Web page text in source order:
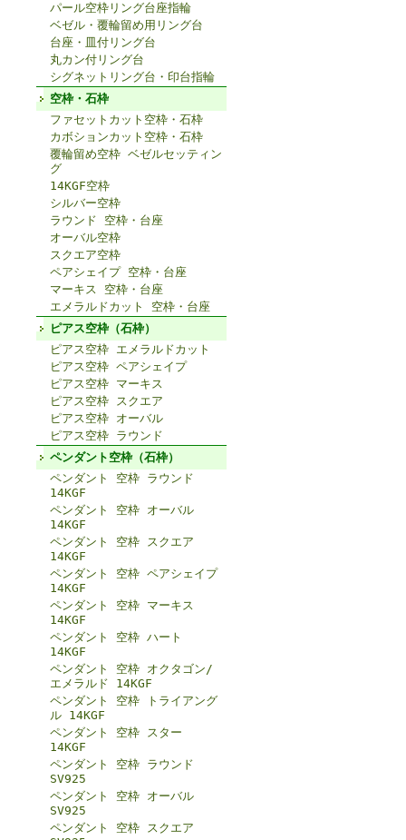
パール空枠リング台座指輪
ベゼル・覆輪留め用リング台
台座・皿付リング台
丸カン付リング台
シグネットリング台・印台指輪
空枠・石枠
ファセットカット空枠・石枠
カボションカット空枠・石枠
覆輪留め空枠 ベゼルセッティン
グ
14KGF空枠
シルバー空枠
ラウンド 空枠・台座
オーバル空枠
スクエア空枠
ペアシェイプ 空枠・台座
マーキス 空枠・台座
エメラルドカット 空枠・台座
ピアス空枠（石枠）
ピアス空枠 エメラルドカット
ピアス空枠 ペアシェイプ
ピアス空枠 マーキス
ピアス空枠 スクエア
ピアス空枠 オーバル
ピアス空枠 ラウンド
ペンダント空枠（石枠）
ペンダント 空枠 ラウンド
14KGF
ペンダント 空枠 オーバル
14KGF
ペンダント 空枠 スクエア
14KGF
ペンダント 空枠 ペアシェイプ
14KGF
ペンダント 空枠 マーキス
14KGF
ペンダント 空枠 ハート
14KGF
ペンダント 空枠 オクタゴン/
エメラルド 14KGF
ペンダント 空枠 トライアング
ル 14KGF
ペンダント 空枠 スター
14KGF
ペンダント 空枠 ラウンド
SV925
ペンダント 空枠 オーバル
SV925
ペンダント 空枠 スクエア